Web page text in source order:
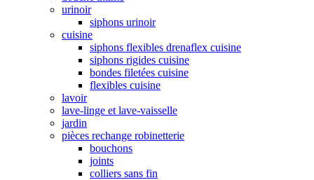
urinoir
siphons urinoir
cuisine
siphons flexibles drenaflex cuisine
siphons rigides cuisine
bondes filetées cuisine
flexibles cuisine
lavoir
lave-linge et lave-vaisselle
jardin
pièces rechange robinetterie
bouchons
joints
colliers sans fin